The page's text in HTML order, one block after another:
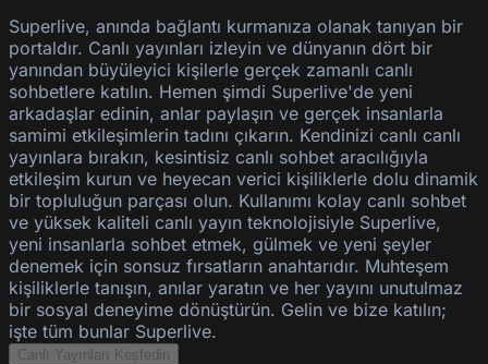
Superlive, anında bağlantı kurmanıza olanak tanıyan bir
portaldır. Canlı yayınları izleyin ve dünyanın dört bir
yanından büyüleyici kişilerle gerçek zamanlı canlı
sohbetlere katılın. Hemen şimdi Superlive'de yeni
arkadaşlar edinin, anlar paylaşın ve gerçek insanlarla
samimi etkileşimlerin tadını çıkarın. Kendinizi canlı canlı
yayınlara bırakın, kesintisiz canlı sohbet aracılığıyla
etkileşim kurun ve heyecan verici kişiliklerle dolu dinamik
bir topluluğun parçası olun. Kullanımı kolay canlı sohbet
ve yüksek kaliteli canlı yayın teknolojisiyle Superlive,
yeni insanlarla sohbet etmek, gülmek ve yeni şeyler
denemek için sonsuz fırsatların anahtarıdır. Muhteşem
kişiliklerle tanışın, anılar yaratın ve her yayını unutulmaz
bir sosyal deneyime dönüştürün. Gelin ve bize katılın;
işte tüm bunlar Superlive.
Canlı Yayınları Keşfedin